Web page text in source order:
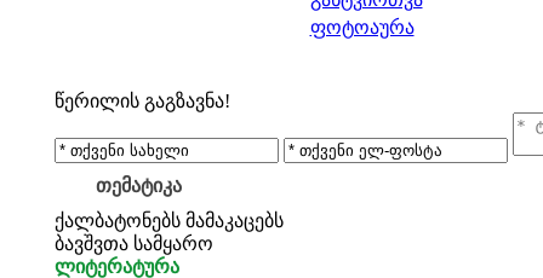
ფოტოაურა
წერილის გაგზავნა!
თემატიკა
ქალბატონებს მამაკაცებს
ბავშვთა სამყარო
ლიტერატურა